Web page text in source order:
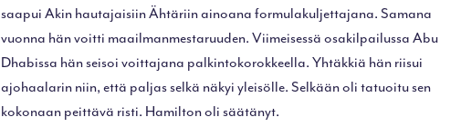
saapui Akin hautajaisiin Ähtäriin ainoana formulakuljettajana. Samana
vuonna hän voitti maailmanmestaruuden. Viimeisessä osakilpailussa Abu
Dhabissa hän seisoi voittajana palkintokorokkeella. Yhtäkkiä hän riisui
ajohaalarin niin, että paljas selkä näkyi yleisölle. Selkään oli tatuoitu sen
kokonaan peittävä risti. Hamilton oli säätänyt.